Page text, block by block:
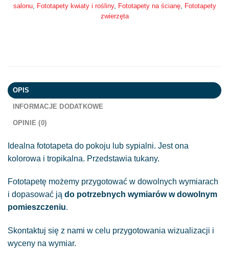
salonu, Fototapety kwiaty i rośliny, Fototapety na ścianę,
Fototapety
zwierzęta
OPIS
INFORMACJE DODATKOWE
OPINIE (0)
Idealna fototapeta do pokoju lub sypialni. Jest ona
kolorowa i tropikalna. Przedstawia tukany.
Fototapetę możemy przygotować w dowolnych wymiarach
i dopasować ją do potrzebnych wymiarów w dowolnym
pomieszczeniu.
Skontaktuj się z nami w celu przygotowania wizualizacji i
wyceny na wymiar.